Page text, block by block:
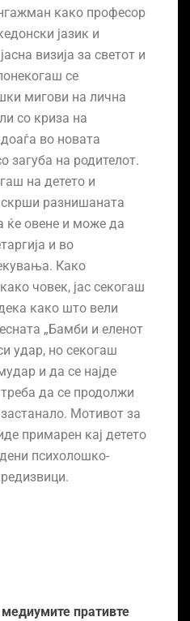
како професор
јазик и
визија за светот и
се
мигови на лична
со криза на
во новата
загуба на родителот.
на детето и
разнишаната
ќе овене и може да
и во
Како
човек, јас секогаш
како што вели
„Бамби и еленот
удар, но секогаш
и да се најде
да се продолжи
Мотивот за
примарен кај детето
психолошко-
пративте